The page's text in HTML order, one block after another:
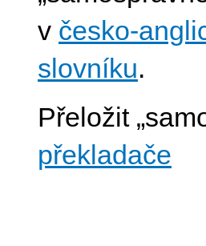
v česko-
slovníku.
Přeložit
překladače